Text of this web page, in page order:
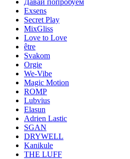
Давай попробуем
Exsens
Secret Play
MixGliss
Love to Love
être
Svakom
Orgie
We-Vibe
Magic Motion
ROMP
Lubvius
Elasun
Adrien Lastic
SGAN
DRYWELL
Kanikule
THE LUFF